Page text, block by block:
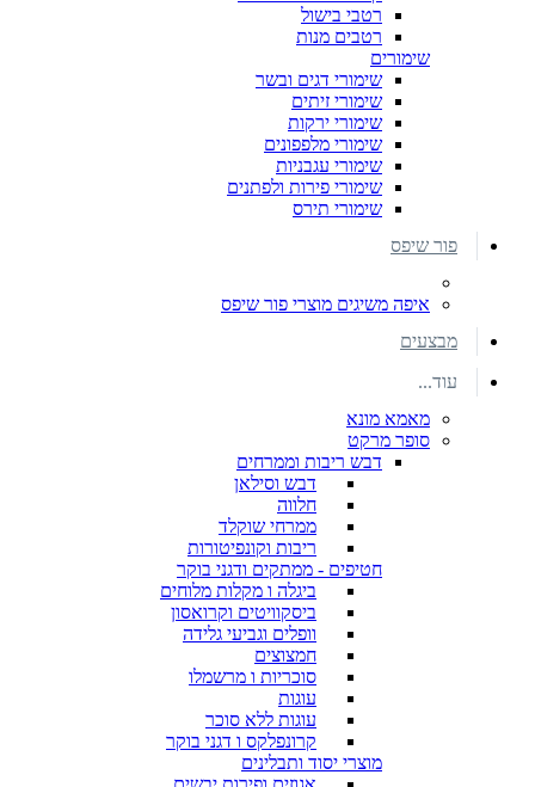
רטבי בישול
רטבים מנות
שימורים
שימורי דגים ובשר
שימורי זיתים
שימורי ירקות
שימורי מלפפונים
שימורי עגבניות
שימורי פירות ולפתנים
שימורי תירס
פור שיפס
איפה משיגים מוצרי פור שיפס
מבצעים
עוד...
מאמא מונא
סופר מרקט
דבש ריבות וממרחים
דבש וסילאן
חלווה
ממרחי שוקלד
ריבות וקונפיטורות
חטיפים - ממתקים ודגני בוקר
ביגלה ו מקלות מלוחים
ביסקוויטים וקרואסון
וופלים וגביעי גלידה
חמצוצים
סוכריות ו מרשמלו
עוגות
עוגות ללא סוכר
קרונפלקס ו דגני בוקר
מוצרי יסוד ותבלינים